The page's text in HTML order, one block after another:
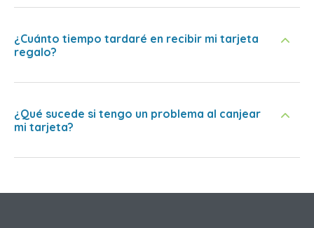
¿Cuánto tiempo tardaré en recibir mi tarjeta
regalo?
¿Qué sucede si tengo un problema al canjear
mi tarjeta?